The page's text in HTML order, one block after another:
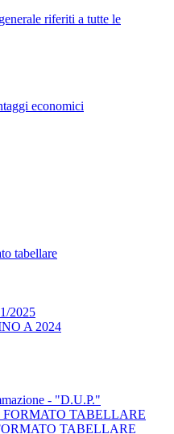
riferiti a tutte le
economici
tabellare
2025
A 2024
- "D.U.P."
TABELLARE
TABELLARE